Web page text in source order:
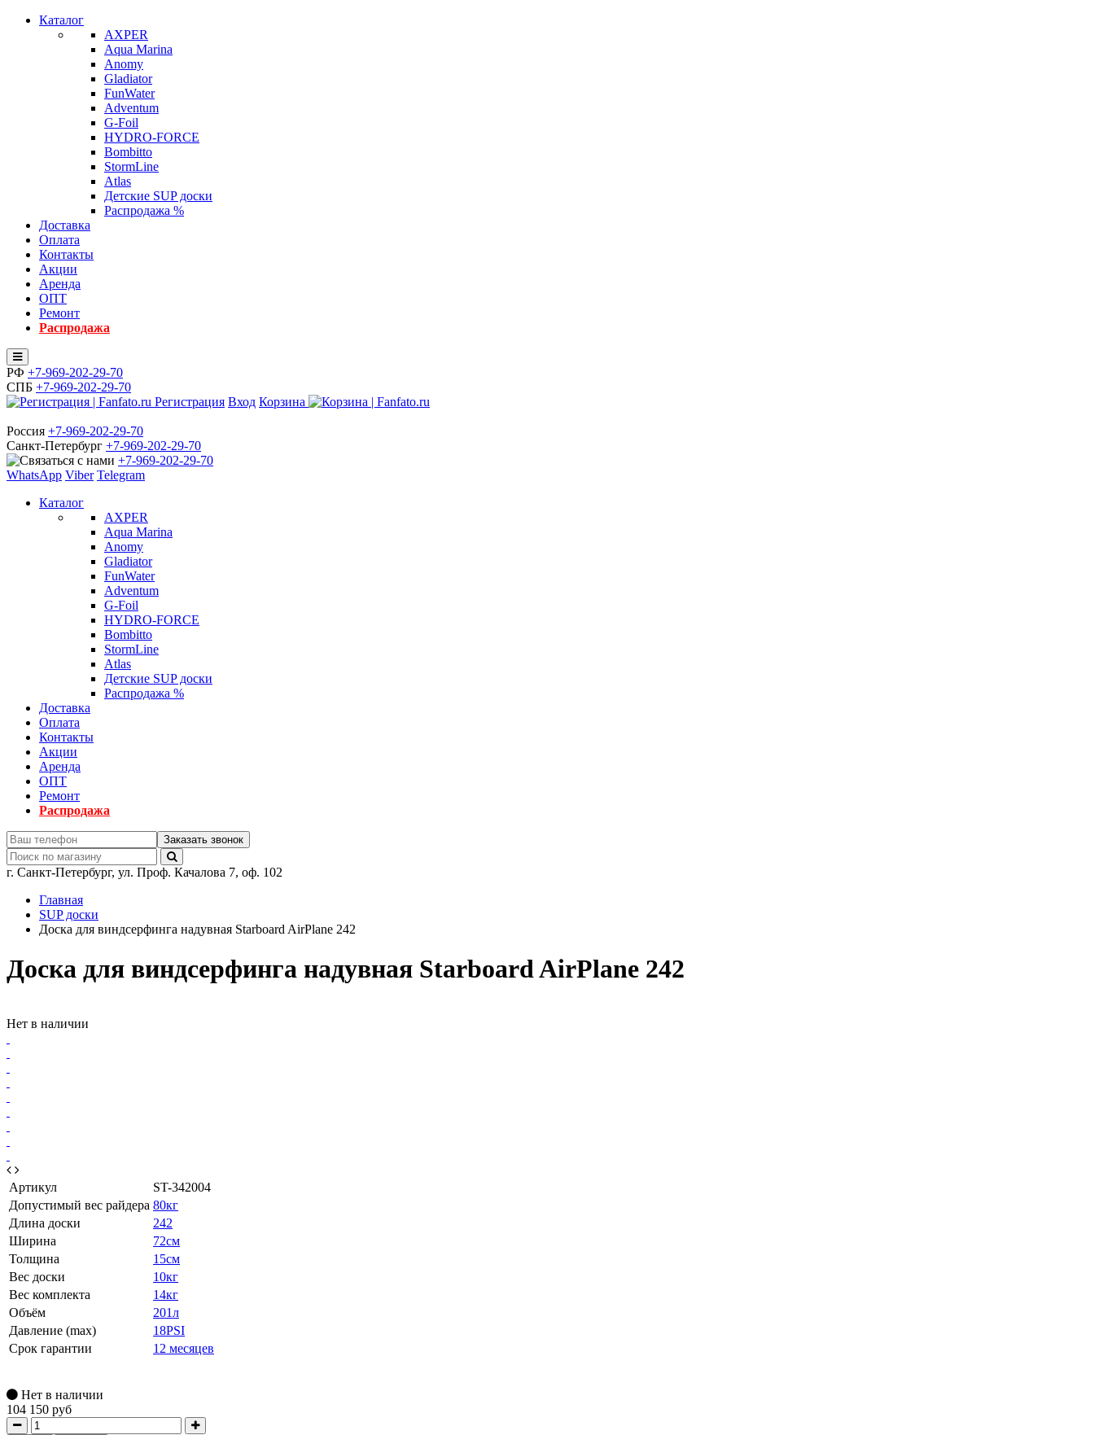
Каталог
AXPER
Aqua Marina
Anomy
Gladiator
FunWater
Adventum
G-Foil
HYDRO-FORCE
Bombitto
StormLine
Atlas
Детские SUP доски
Распродажа %
Доставка
Оплата
Контакты
Акции
Аренда
ОПТ
Ремонт
Распродажа
РФ +7-969-202-29-70
СПБ +7-969-202-29-70
Регистрация Вход Корзина
Россия +7-969-202-29-70
Санкт-Петербург +7-969-202-29-70
+7-969-202-29-70
WhatsApp Viber Telegram
Каталог
AXPER
Aqua Marina
Anomy
Gladiator
FunWater
Adventum
G-Foil
HYDRO-FORCE
Bombitto
StormLine
Atlas
Детские SUP доски
Распродажа %
Доставка
Оплата
Контакты
Акции
Аренда
ОПТ
Ремонт
Распродажа
Заказать звонок
г. Санкт-Петербург, ул. Проф. Качалова 7, оф. 102
Главная
SUP доски
Доска для виндсерфинга надувная Starboard AirPlane 242
Доска для виндсерфинга надувная Starboard AirPlane 242
Нет в наличии
Артикул
ST-342004
Допустимый вес райдера 80кг
Длина доски
242
Ширина
72см
Толщина
15см
Вес доски
10кг
Вес комплекта
14кг
Объём
201л
Давление (max)
18PSI
Срок гарантии
12 месяцев
Нет в наличии
104 150 руб